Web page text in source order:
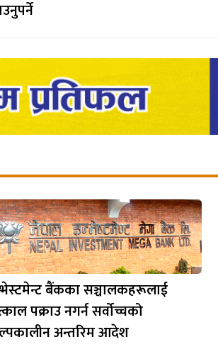
बैंकका सञ्चालकहरूलाई
पक्राउ नगर्न सर्वोच्चको
अन्तरिम आदेश